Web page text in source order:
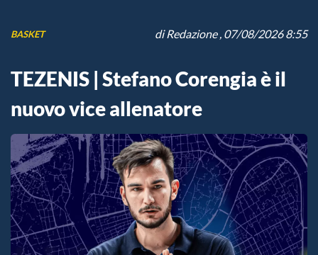
BASKET diRedazione, 07/08/2026 8:55
TEZENIS | Stefano Corengia è il
nuovo vice allenatore